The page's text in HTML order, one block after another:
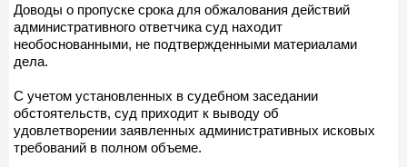
Доводы о пропуске срока для обжалования действий
административного ответчика суд находит
необоснованными, не подтвержденными материалами
дела.
С учетом установленных в судебном заседании
обстоятельств, суд приходит к выводу об
удовлетворении заявленных административных исковых
требований в полном объеме.